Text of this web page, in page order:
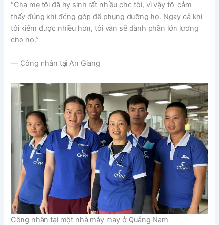
“Cha mẹ tôi đã hy sinh rất nhiều cho tôi, vì vậy tôi cảm
thấy đúng khi đóng góp để phụng dưỡng họ. Ngay cả khi
tôi kiếm được nhiều hơn, tôi vẫn sẽ dành phần lớn lương
cho họ.”
— Công nhân tại An Giang
Công nhân tại một nhà máy may ở Quảng Nam